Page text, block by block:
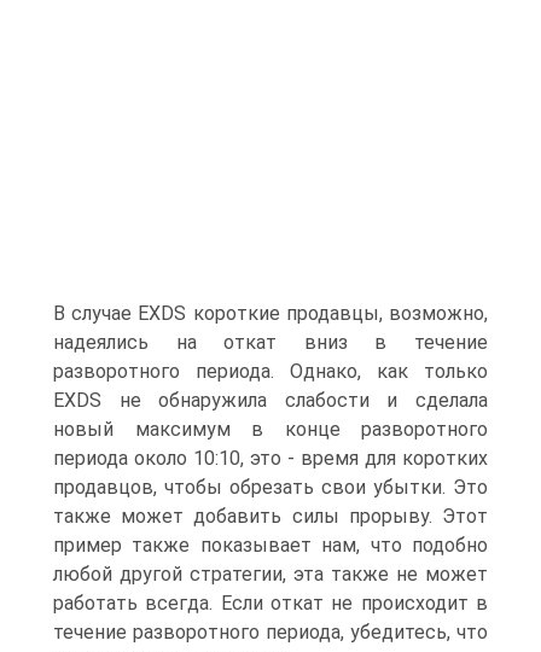
В случае EXDS короткие продавцы, возможно,
надеялись на откат вниз в течение
разворотного периода. Однако, как только
EXDS не обнаружила слабости и сделала
новый максимум в конце разворотного
периода около 10:10, это - время для коротких
продавцов, чтобы обрезать свои убытки. Это
также может добавить силы прорыву. Этот
пример также показывает нам, что подобно
любой другой стратегии, эта также не может
работать всегда. Если откат не происходит в
течение разворотного периода, убедитесь, что